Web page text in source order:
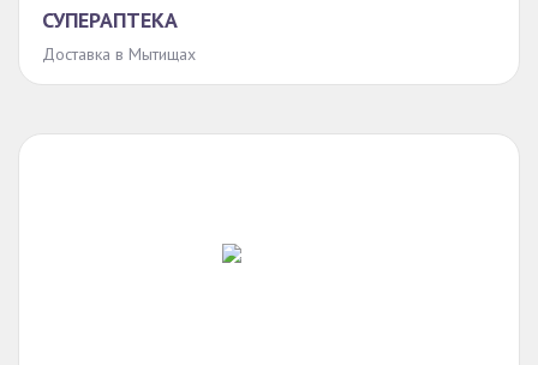
СУПЕРАПТЕКА
Доставка в Мытищах